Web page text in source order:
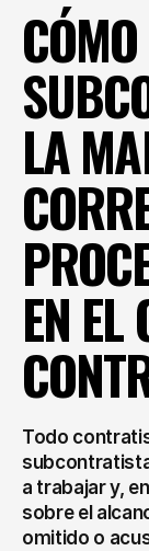
LA
EN EL
Todo
a trabajar y,
sobre el
omitido o